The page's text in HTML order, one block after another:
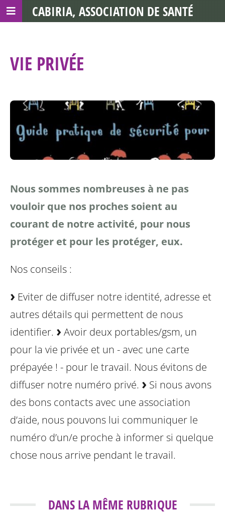
VIE PRIVÉE
Nous sommes nombreuses à ne pas
vouloir que nos proches soient au
courant de notre activité, pour nous
protéger et pour les protéger, eux.
Nos conseils :
Eviter de diffuser notre identité, adresse et
autres détails qui permettent de nous
identifier.
Avoir deux portables/gsm, un
pour la vie privée et un - avec une carte
prépayée ! - pour le travail. Nous évitons de
diffuser notre numéro privé.
Si nous avons
des bons contacts avec une association
d’aide, nous pouvons lui communiquer le
numéro d’un/e proche à informer si quelque
chose nous arrive pendant le travail.
DANS LA MÊME RUBRIQUE
CABIRIA, ASSOCIATION DE SANTÉ